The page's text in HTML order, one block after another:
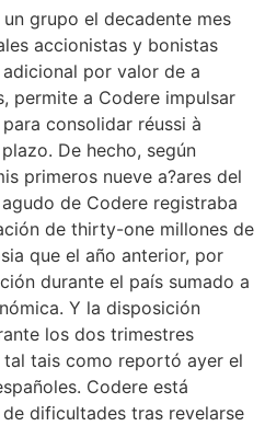
grupo el decadente mes
accionistas y bonistas
por valor de a
permite a Codere impulsar
consolidar réussi à
De hecho, según
primeros nueve a?ares del
de Codere registraba
de thirty-one millones de
que el año anterior, por
durante el país sumado a
Y la disposición
los dos trimestres
tal tais como reportó ayer el
Codere está
dificultades tras revelarse